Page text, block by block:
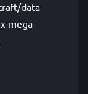
data-
mega-